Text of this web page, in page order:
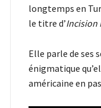
longtemps en
le titre d’Incision
Elle parle de ses
énigmatique
américaine en